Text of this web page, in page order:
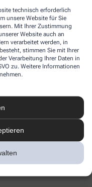
technisch erforderlich
unsere Website für Sie
Mit Ihrer Zustimmung
Website auch an
verarbeitet werden, in
stimmen Sie mit Ihrer
Verarbeitung Ihrer Daten in
zu. Weitere Informationen